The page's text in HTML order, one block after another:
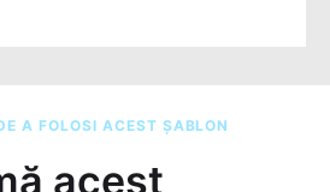
A FOLOSI ACEST ȘABLON
acest